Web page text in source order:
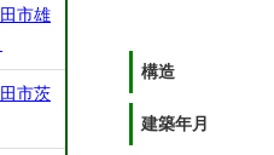
構造
建築年月
市雄
市茨